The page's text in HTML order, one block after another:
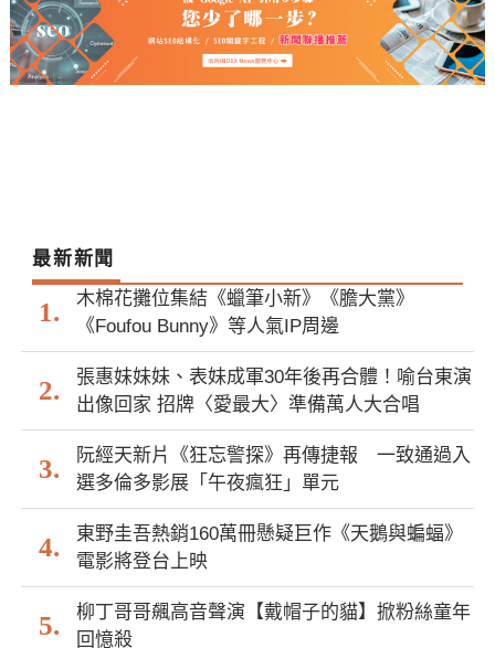
最新新聞
木棉花攤位集結《蠟筆小新》《膽大黨》
《Foufou Bunny》等人氣IP周邊
張惠妹妹妹、表妹成軍30年後再合體！喻台東演
出像回家 招牌〈愛最大〉準備萬人大合唱
阮經天新片《狂忘警探》再傳捷報 一致通過入
選多倫多影展「午夜瘋狂」單元
東野圭吾熱銷160萬冊懸疑巨作《天鵝與蝙蝠》
電影將登台上映
柳丁哥哥飆高音聲演【戴帽子的貓】掀粉絲童年
回憶殺